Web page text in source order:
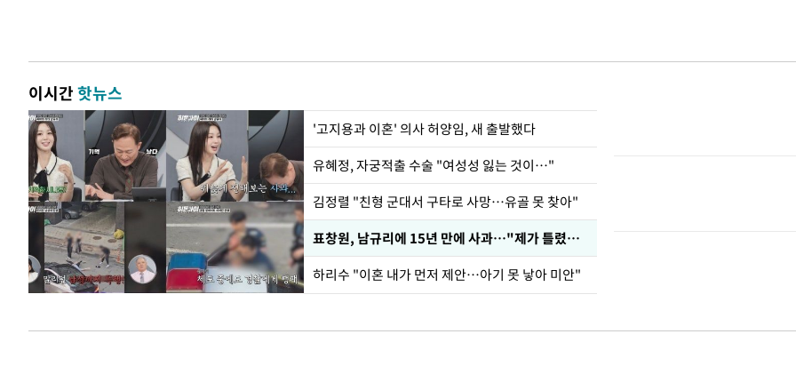
이시간핫뉴스
'고지용과 이혼' 의사 허양임, 새 출발했다
유혜정, 자궁적출 수술 "여성성 잃는 것이…"
김정렬 "친형 군대서 구타로 사망…유골 못 찾아"
표창원, 남규리에 15년 만에 사과…"제가 틀렸습니다"
하리수 "이혼 내가 먼저 제안…아기 못 낳아 미안"